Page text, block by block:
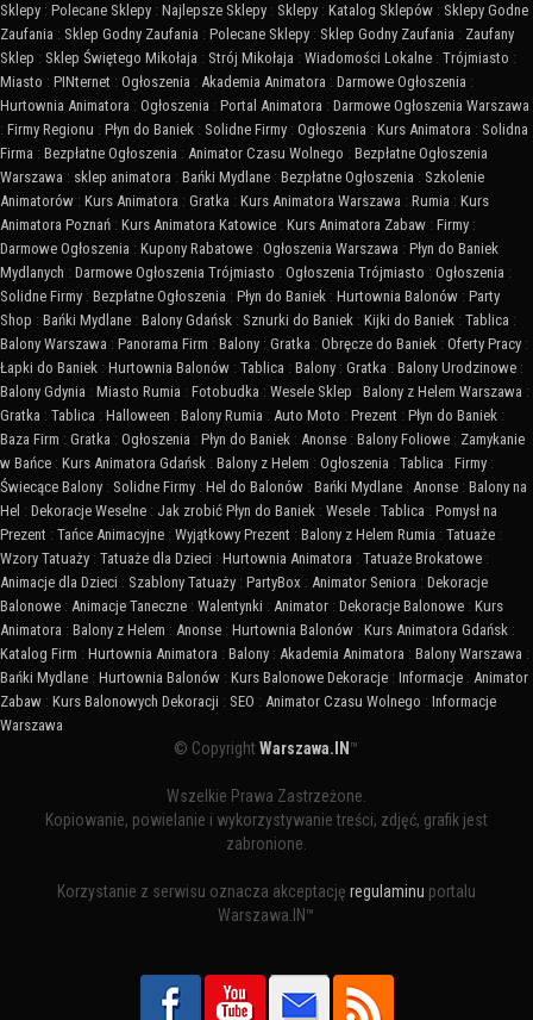
Sklepy : Polecane Sklepy : Najlepsze Sklepy : Sklepy : Katalog Sklepów : Sklepy Godne
Zaufania : Sklep Godny Zaufania : Polecane Sklepy : Sklep Godny Zaufania : Zaufany
Sklep : Sklep Świętego Mikołaja : Strój Mikołaja : Wiadomości Lokalne : Trójmiasto :
Miasto : PINternet : Ogłoszenia : Akademia Animatora : Darmowe Ogłoszenia :
Hurtownia Animatora : Ogłoszenia : Portal Animatora : Darmowe Ogłoszenia Warszawa
: Firmy Regionu : Płyn do Baniek : Solidne Firmy : Ogłoszenia : Kurs Animatora : Solidna
Firma : Bezpłatne Ogłoszenia : Animator Czasu Wolnego : Bezpłatne Ogłoszenia
Warszawa : sklep animatora : Bańki Mydlane : Bezpłatne Ogłoszenia : Szkolenie
Animatorów : Kurs Animatora : Gratka : Kurs Animatora Warszawa : Rumia : Kurs
Animatora Poznań : Kurs Animatora Katowice : Kurs Animatora Zabaw : Firmy :
Darmowe Ogłoszenia : Kupony Rabatowe : Ogłoszenia Warszawa : Płyn do Baniek
Mydlanych : Darmowe Ogłoszenia Trójmiasto : Ogłoszenia Trójmiasto : Ogłoszenia :
Solidne Firmy : Bezpłatne Ogłoszenia : Płyn do Baniek : Hurtownia Balonów : Party
Shop : Bańki Mydlane : Balony Gdańsk : Sznurki do Baniek : Kijki do Baniek : Tablica :
Balony Warszawa : Panorama Firm : Balony : Gratka : Obręcze do Baniek : Oferty Pracy :
Łapki do Baniek : Hurtownia Balonów : Tablica : Balony : Gratka : Balony Urodzinowe :
Balony Gdynia : Miasto Rumia : Fotobudka : Wesele Sklep : Balony z Helem Warszawa :
Gratka : Tablica : Halloween : Balony Rumia : Auto Moto : Prezent : Płyn do Baniek :
Baza Firm : Gratka : Ogłoszenia : Płyn do Baniek : Anonse : Balony Foliowe : Zamykanie
w Bańce : Kurs Animatora Gdańsk : Balony z Helem : Ogłoszenia : Tablica : Firmy :
Świecące Balony : Solidne Firmy : Hel do Balonów : Bańki Mydlane : Anonse : Balony na
Hel : Dekoracje Weselne : Jak zrobić Płyn do Baniek : Wesele : Tablica : Pomysł na
Prezent : Tańce Animacyjne : Wyjątkowy Prezent : Balony z Helem Rumia : Tatuaże :
Wzory Tatuaży : Tatuaże dla Dzieci : Hurtownia Animatora : Tatuaże Brokatowe :
Animacje dla Dzieci : Szablony Tatuaży : PartyBox : Animator Seniora : Dekoracje
Balonowe : Animacje Taneczne : Walentynki : Animator : Dekoracje Balonowe : Kurs
Animatora : Balony z Helem : Anonse : Hurtownia Balonów : Kurs Animatora Gdańsk :
Katalog Firm : Hurtownia Animatora : Balony : Akademia Animatora : Balony Warszawa :
Bańki Mydlane : Hurtownia Balonów : Kurs Balonowe Dekoracje : Informacje : Animator
Zabaw : Kurs Balonowych Dekoracji : SEO : Animator Czasu Wolnego : Informacje
Warszawa
© CopyrightWarszawa.IN ™
Wszelkie Prawa Zastrzeżone.
Kopiowanie, powielanie i wykorzystywanie treści, zdjęć, grafik jest
zabronione.
Korzystanie z serwisu oznacza akceptację regulaminu portalu
Warszawa.IN™